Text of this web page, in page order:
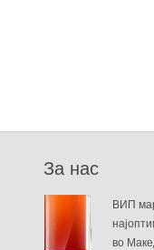
За нас
ВИП
во